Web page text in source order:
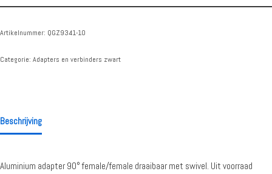
Artikelnummer: QGZ9341-10
Categorie: Adapters en verbinders zwart
Beschrijving
Aluminium adapter 90° female/female draaibaar met swivel. Uit voorraad